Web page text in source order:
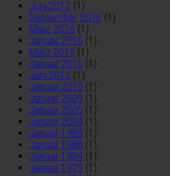
Juni 2017 (1)
September 2016 (1)
März 2016 (1)
Januar 2016 (1)
März 2015 (1)
Januar 2015 (1)
Juni 2012 (1)
Januar 2010 (1)
Januar 2009 (1)
Januar 2005 (1)
Januar 2004 (1)
Januar 1989 (1)
Januar 1988 (1)
Januar 1984 (1)
Januar 1979 (1)